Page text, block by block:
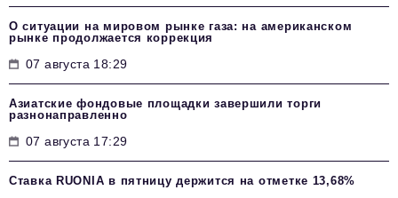
О ситуации на мировом рынке газа: на американском
рынке продолжается коррекция
07 августа 18:29
Азиатские фондовые площадки завершили торги
разнонаправленно
07 августа 17:29
Ставка RUONIA в пятницу держится на отметке 13,68%